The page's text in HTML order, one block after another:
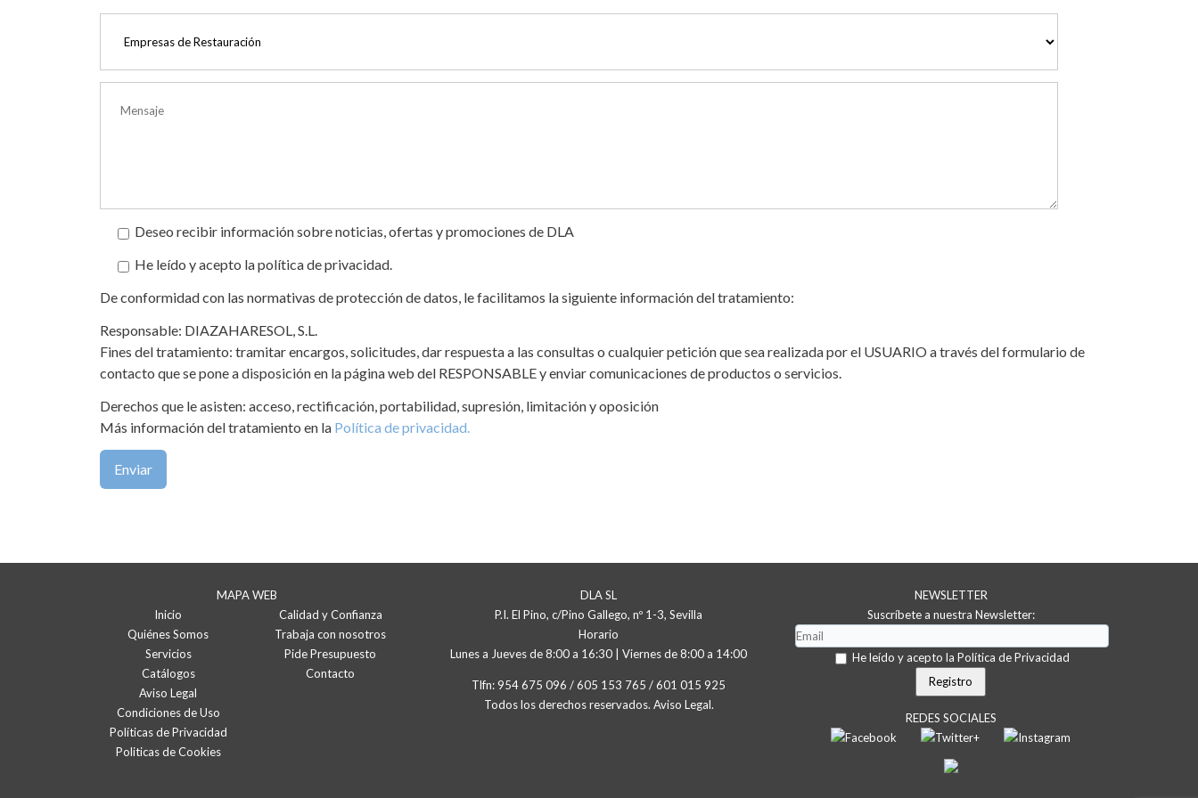
Deseo recibir información sobre noticias, ofertas y promociones de DLA
He leído y acepto la política de privacidad.
De conformidad con las normativas de protección de datos, le facilitamos la siguiente información del tratamiento:
Responsable: DIAZAHARESOL, S.L.
Fines del tratamiento: tramitar encargos, solicitudes, dar respuesta a las consultas o cualquier petición que sea realizada por el USUARIO a través del formulario de
contacto que se pone a disposición en la página web del RESPONSABLE y enviar comunicaciones de productos o servicios.
Derechos que le asisten: acceso, rectificación, portabilidad, supresión, limitación y oposición
Más información del tratamiento en la Política de privacidad.
MAPA WEB
Inicio
Quiénes Somos
Servicios
Catálogos
Aviso Legal
Condiciones de Uso
Políticas de Privacidad
Politicas de Cookies
Calidad y Confianza
Trabaja con nosotros
Pide Presupuesto
Contacto
DLA SL
P.I. El Pino, c/Pino Gallego, nº 1-3, Sevilla
Horario
Lunes a Jueves de 8:00 a 16:30 | Viernes de 8:00 a 14:00
Tlfn: 954 675 096 /605 153 765 /601 015 925
Todos los derechos reservados. Aviso Legal.
NEWSLETTER
Suscríbete a nuestra Newsletter:
He leído y acepto la Política de Privacidad
REDES SOCIALES